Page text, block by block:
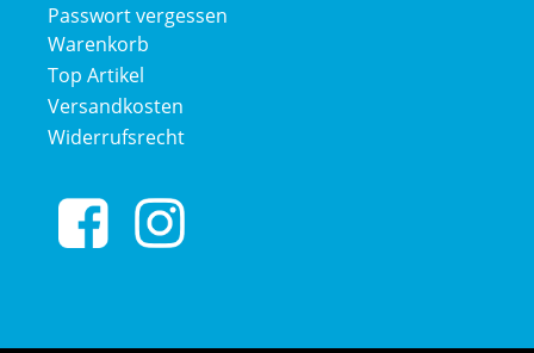
Passwort vergessen
Warenkorb
Top Artikel
Versandkosten
Widerrufsrecht